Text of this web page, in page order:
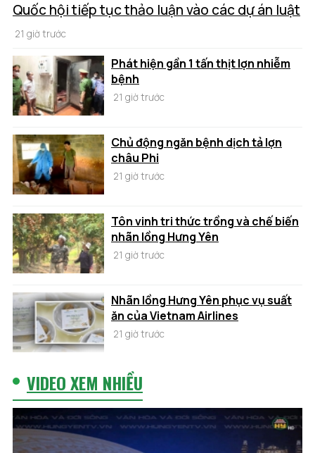
Quốc hội tiếp tục thảo luận vào các dự án luật
21 giờ trước
Phát hiện gần 1 tấn thịt lợn nhiễm
bệnh
21 giờ trước
Chủ động ngăn bệnh dịch tả lợn
châu Phi
21 giờ trước
Tôn vinh tri thức trồng và chế biến
nhãn lồng Hưng Yên
21 giờ trước
Nhãn lồng Hưng Yên phục vụ suất
ăn của Vietnam Airlines
21 giờ trước
VIDEO XEM NHIỀU